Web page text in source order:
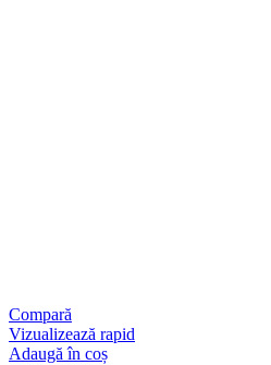
Compară
Vizualizează rapid
Adaugă în coș